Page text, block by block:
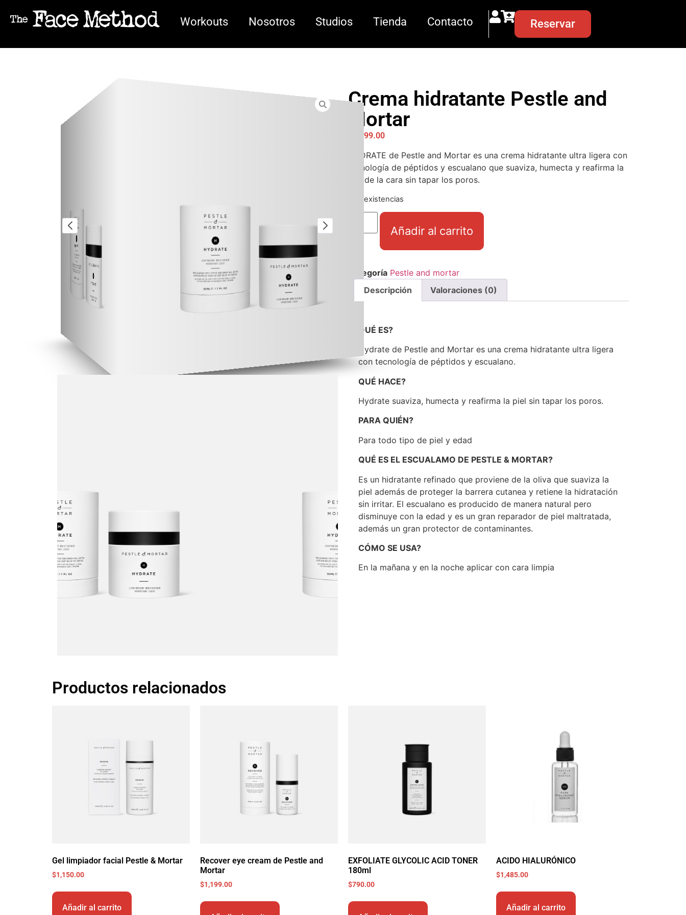
Workouts Nosotros Studios Tienda Contacto Reservar
Crema hidratante Pestle and
Mortar
1,599.00
HYDRATE de Pestle and Mortar es una crema hidratante ultra ligera con
tecnología de péptidos y escualano que suaviza, humecta y reafirma la
piel de la cara sin tapar los poros.
Hay existencias
Añadir al carrito
Categoría Pestle and mortar
Descripción
Valoraciones (0)
QUÉ ES?
Hydrate de Pestle and Mortar es una crema hidratante ultra ligera
con tecnología de péptidos y escualano.
QUÉ HACE?
Hydrate suaviza, humecta y reafirma la piel sin tapar los poros.
PARA QUIÉN?
Para todo tipo de piel y edad
QUÉ ES EL ESCUALAMO DE PESTLE & MORTAR?
Es un hidratante refinado que proviene de la oliva que suaviza la
piel además de proteger la barrera cutanea y retiene la hidratación
sin irritar. El escualano es producido de manera natural pero
disminuye con la edad y es un gran reparador de piel maltratada,
además un gran protector de contaminantes.
CÓMO SE USA?
En la mañana y en la noche aplicar con cara limpia
Productos relacionados
Gel limpiador facial Pestle & Mortar
$1,150.00
Añadir al carrito
Recover eye cream de Pestle and
Mortar
$1,199.00
EXFOLIATE GLYCOLIC ACID TONER
180ml
$790.00
ACIDO HIALURÓNICO
$1,485.00
Añadir al carrito